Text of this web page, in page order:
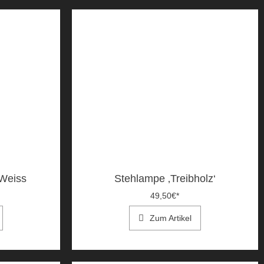
Stehlampe ‚Treibholz‘
49,50€*
Zum Artikel